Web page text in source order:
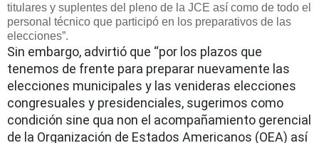
titulares y suplentes del pleno de la JCE así como de todo el
personal técnico que participó en los preparativos de las
elecciones”.
Sin embargo, advirtió que “por los plazos que
tenemos de frente para preparar nuevamente las
elecciones municipales y las venideras elecciones
congresuales y presidenciales, sugerimos como
condición sine qua non el acompañamiento gerencial
de la Organización de Estados Americanos (OEA) así